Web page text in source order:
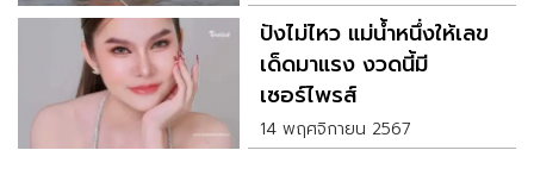
ปังไม่ไหว แม่น้ำหนึ่งให้เลข
เด็ดมาแรง งวดนี้มี
เซอร์ไพรส์
14 พฤศจิกายน 2567